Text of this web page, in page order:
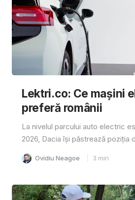
Lektri.co: Ce mașini
preferă românii
La nivelul parcului auto electric
2026, Dacia își păstrează poziția
Ovidiu Neagoe 3 min